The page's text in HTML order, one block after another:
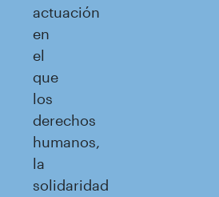
actuación
en
el
que
los
derechos
humanos,
la
solidaridad